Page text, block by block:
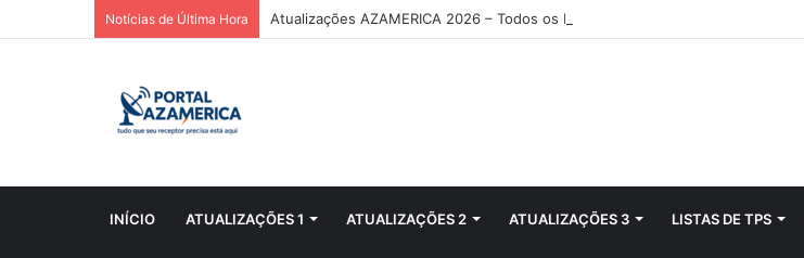
Notícias de Última Hora Atualizações AZAMERICA 2026 – Todos os Modelos de Receptores AZAMERICA
INÍCIO ATUALIZAÇÕES 1 ATUALIZAÇÕES 2 ATUALIZAÇÕES 3 LISTAS DE TPS